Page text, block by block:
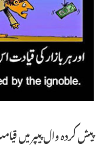
پیش کردہ وال پیپر میں